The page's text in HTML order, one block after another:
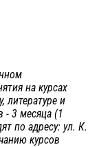
на курсах
литературе и
- 3 месяца (1
по адресу: ул. К.
курсов